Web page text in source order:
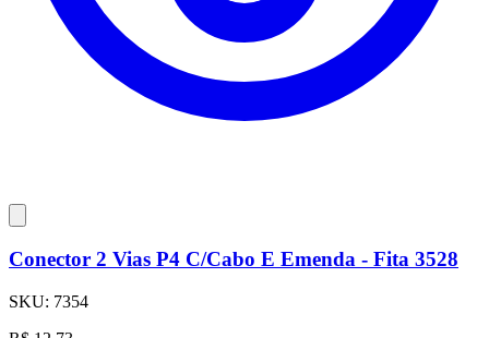
Conector 2 Vias P4 C/Cabo E Emenda - Fita 3528
SKU: 7354